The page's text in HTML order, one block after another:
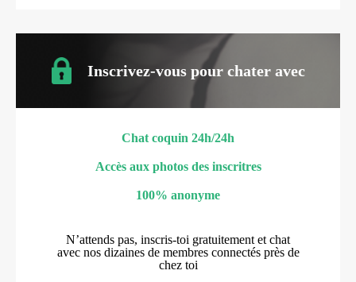
Inscrivez-vous pour chater avec
Chat coquin 24h/24h
Accès aux photos des inscritres
100% anonyme
N’attends pas, inscris-toi gratuitement et chat
avec nos dizaines de membres connectés près de
chez toi